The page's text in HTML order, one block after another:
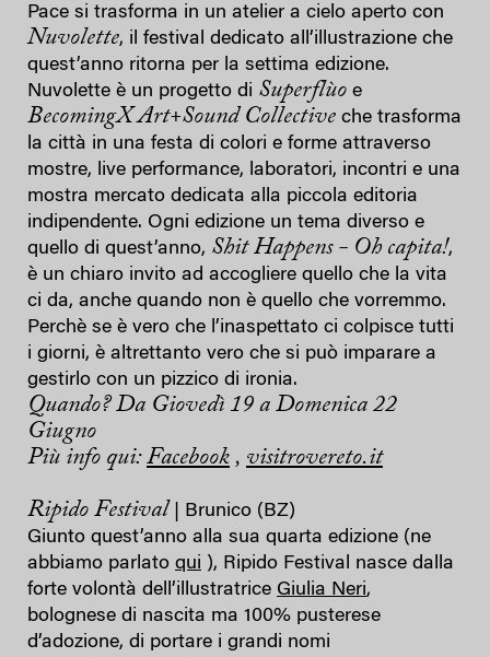
Pace si trasforma in un atelier a cielo aperto con
Nuvolette, il festival dedicato all’illustrazione che
quest’anno ritorna per la settima edizione.
Nuvolette è un progetto di Superflùo e
BecomingX Art+Sound Collective che trasforma
la città in una festa di colori e forme attraverso
mostre, live performance, laboratori, incontri e una
mostra mercato dedicata alla piccola editoria
indipendente. Ogni edizione un tema diverso e
quello di quest’anno, Shit Happens - Oh capita!,
è un chiaro invito ad accogliere quello che la vita
ci da, anche quando non è quello che vorremmo.
Perchè se è vero che l’inaspettato ci colpisce tutti
i giorni, è altrettanto vero che si può imparare a
gestirlo con un pizzico di ironia.
Quando? Da Giovedì 19 a Domenica 22
Giugno
Più info qui:Facebook , visitrovereto.it
Ripido Festival | Brunico (BZ)
Giunto quest’anno alla sua quarta edizione (ne
abbiamo parlato qui ), Ripido Festival nasce dalla
forte volontà dell’illustratrice Giulia Neri,
bolognese di nascita ma 100% pusterese
d’adozione, di portare i grandi nomi